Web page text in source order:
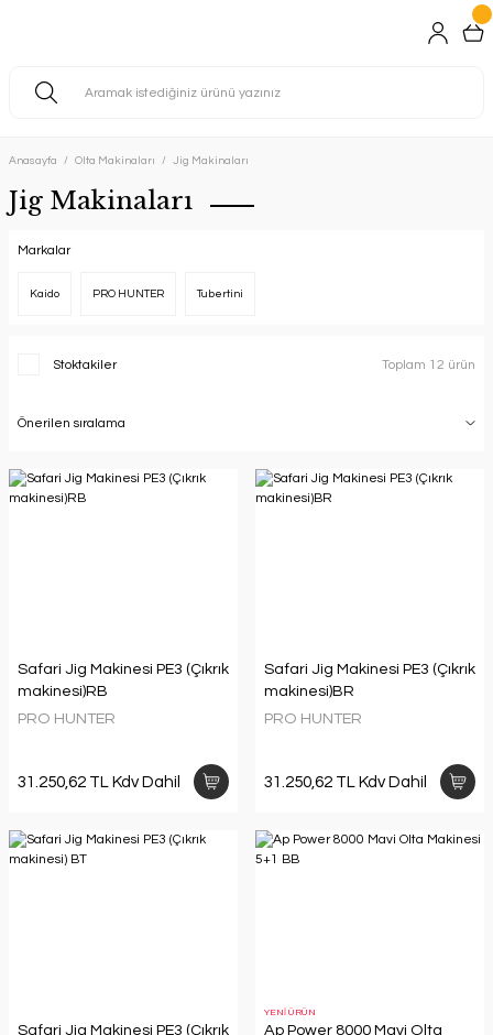
Anasayfa Olta Makinaları Jig Makinaları
Jig Makinaları
Markalar
Kaido PRO HUNTER Tubertini
Stoktakiler Toplam 12 ürün
Safari Jig Makinesi PE3 (Çıkrık
makinesi)RB
PRO HUNTER
31.250,62 TL Kdv Dahil
Safari Jig Makinesi PE3 (Çıkrık
makinesi)BR
PRO HUNTER
31.250,62 TL Kdv Dahil
Safari Jig Makinesi PE3 (Çıkrık
YENİ ÜRÜN
Ap Power 8000 Mavi Olta